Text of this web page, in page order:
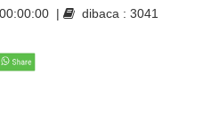
00:00:00 |
dibaca : 3041